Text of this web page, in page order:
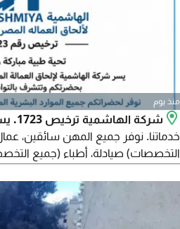
منذ يوم
شركة
خدماتنا. نوفر جميع المهن سائقين،
التخصصات) صيادلة، أطباء (جميع
مناديب مبيعات، خدمة عملاء، مراقبين
أعلى مستوى. جميع الأفراد لديهم
معتمدة. توفر الشركة استقدام